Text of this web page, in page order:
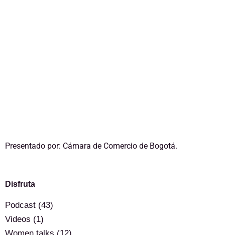
Presentado por: Cámara de Comercio de Bogotá.
Disfruta
Podcast (43)
Videos (1)